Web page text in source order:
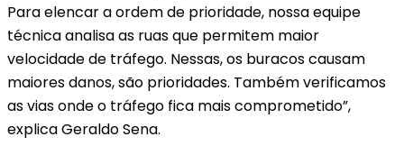
Para elencar a ordem de prioridade, nossa equipe
técnica analisa as ruas que permitem maior
velocidade de tráfego. Nessas, os buracos causam
maiores danos, são prioridades. Também verificamos
as vias onde o tráfego fica mais comprometido”,
explica Geraldo Sena.